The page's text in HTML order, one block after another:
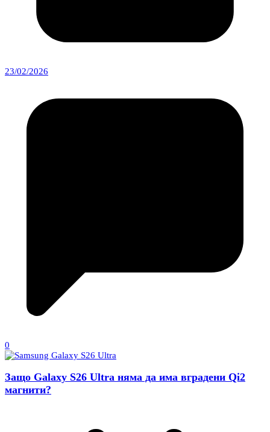
23/02/2026
0
Защо Galaxy S26 Ultra няма да има вградени Qi2
магнити?